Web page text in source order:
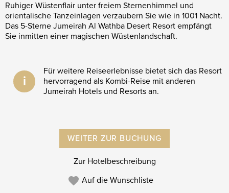
Ruhiger Wüstenflair unter freiem Sternenhimmel und
orientalische Tanzeinlagen verzaubern Sie wie in 1001 Nacht.
Das 5-Sterne Jumeirah Al Wathba Desert Resort empfängt
Sie inmitten einer magischen Wüstenlandschaft.
i
Für weitere Reiseerlebnisse bietet sich das Resort
hervorragend als Kombi-Reise mit anderen
Jumeirah Hotels und Resorts an.
WEITER ZUR BUCHUNG
Zur Hotelbeschreibung
Auf die Wunschliste